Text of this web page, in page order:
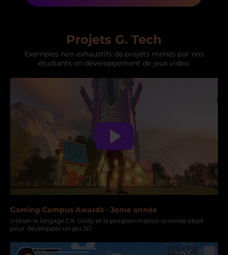
Projets G. Tech
Exemples non exhaustifs de projets menés par nos
étudiants en développement de jeux vidéo.
Gaming Campus Awards - 3eme année
Utiliser le langage C#, Unity et la programmation orientée objet
pour développer un jeu 3D